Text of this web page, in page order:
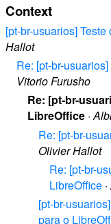
Context
[pt-br-usuarios]
Hallot
Re: [pt-br-
Vitorio Furusho
Re: [pt-br-
LibreOffice ·
Re: [pt-br-
Olivier Hallot
Re: [pt-br-
LibreOffice ·
[pt-br-
para o